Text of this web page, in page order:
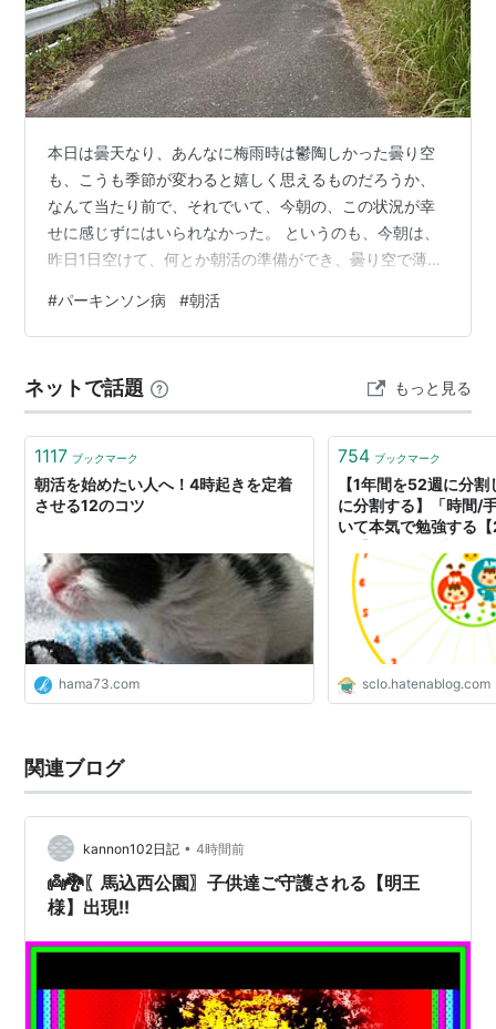
朝活手帳2013
作者:池田千恵
出版社/メーカー:ディスカヴァー・トゥ
エンティワン
発売日:
2012/10/04
メディア:Diary
クリック: 5回
この商品を含むブログ (7件) を見る
まく回りだす! (マガジンハウスム
マガジンハウス
この商品を含むブログを見る
毎日がもっとハッピーになる 朝型
生活のはじめかた
作者:
みしぇる,Yuzuko
出版社/メーカー:
SBクリエイティブ
発売日: 2012/03/15
メディア:単行本
: 7回
この商品を含むブログ (3件) を見る
本日は曇天なり、あんなに梅雨時は鬱陶しかった曇り空
も、こうも季節が変わると嬉しく思えるものだろうか、
なんて当たり前で、それでいて、今朝の、この状況が幸
せに感じずにはいられなかった。 というのも、今朝は、
昨日1日空けて、何とか朝活の準備ができ、曇り空で薄日
ど、気温もまだ30℃を切っていたし、せーの、でひっさ
しぶりにいつものコースに復帰して、いつぶりだろう、
てみた。 一応、雲間から陽射しが射す可能性は考慮して
暑さ対策もして歩いたが、その心配は結局空振りに終わ
り、全体を通して、暑くないとは言わないけ…
#パーキンソン病 #朝活
ネットで話題 もっと見る
1117 ブックマーク
朝活を始めたい人へ！4時起きを定着
させる12のコツ
hama73.com
754 ブックマーク
【1年間を52週に分
に分割する】「時間/
いて本気で勉強する
るブログ】
sclo.hatenablog.com
関連ブログ
kannon102日記 • 4時間前
👼🐉〖馬込西公園〗子供達ご守護される【明王
様】出現!!